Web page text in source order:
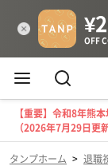
【重要】令和8年熊
（2026年7月29日更新
タンプホーム > 退職